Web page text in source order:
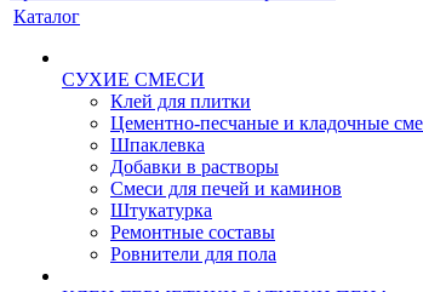
Каталог
СУХИЕ СМЕСИ
Клей для плитки
Цементно-песчаные и кладочные
Шпаклевка
Добавки в растворы
Смеси для печей и каминов
Штукатурка
Ремонтные составы
Ровнители для пола